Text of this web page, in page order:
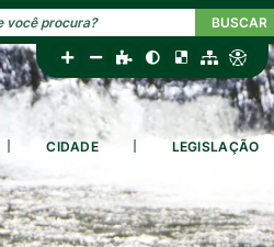
BUSCAR
CIDADE LEGISLAÇÃO